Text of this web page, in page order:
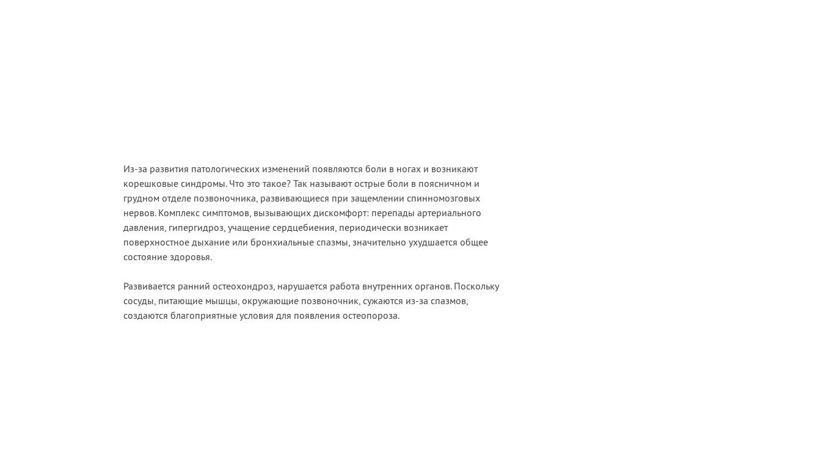
Из-за развития патологических изменений появляются боли в ногах и возникают
корешковые синдромы. Что это такое? Так называют острые боли в поясничном и
грудном отделе позвоночника, развивающиеся при защемлении спинномозговых
нервов. Комплекс симптомов, вызывающих дискомфорт: перепады артериального
давления, гипергидроз, учащение сердцебиения, периодически возникает
поверхностное дыхание или бронхиальные спазмы, значительно ухудшается общее
состояние здоровья.
Развивается ранний остеохондроз, нарушается работа внутренних органов. Поскольку
сосуды, питающие мышцы, окружающие позвоночник, сужаются из-за спазмов,
создаются благоприятные условия для появления остеопороза.